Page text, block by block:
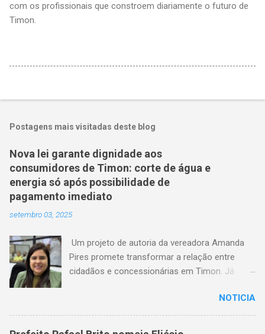
com os profissionais que constroem diariamente o futuro de
Timon.
Postagens mais visitadas deste blog
Nova lei garante dignidade aos
consumidores de Timon: corte de água e
energia só após possibilidade de
pagamento imediato
setembro 03, 2025
Um projeto de autoria da vereadora Amanda
Pires promete transformar a relação entre
cidadãos e concessionárias em Timon. Já
estabelece que consumidores terão o direito
de quitar seus débitos de água e energia
elétrica no momento anterior ao corte do
NOTICIA